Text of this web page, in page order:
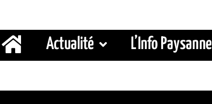
Actualité L’Info Paysanne